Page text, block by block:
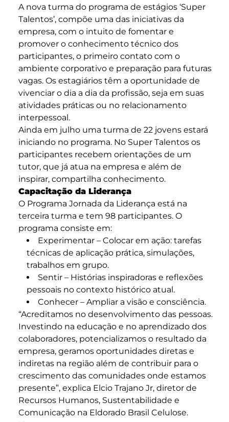
A nova turma do programa de estágios ‘Super
Talentos’, compõe uma das iniciativas da
empresa, com o intuito de fomentar e
promover o conhecimento técnico dos
participantes, o primeiro contato com o
ambiente corporativo e preparação para futuras
vagas. Os estagiários têm a oportunidade de
vivenciar o dia a dia da profissão, seja em suas
atividades práticas ou no relacionamento
interpessoal.
Ainda em julho uma turma de 22 jovens estará
iniciando no programa. No Super Talentos os
participantes recebem orientações de um
tutor, que já atua na empresa e além de
inspirar, compartilha conhecimento.
Capacitação da Liderança
O Programa Jornada da Liderança está na
terceira turma e tem 98 participantes. O
programa consiste em:
Experimentar – Colocar em ação: tarefas
técnicas de aplicação prática, simulações,
trabalhos em grupo.
Sentir – Histórias inspiradoras e reflexões
pessoais no contexto histórico atual.
Conhecer – Ampliar a visão e consciência.
“Acreditamos no desenvolvimento das pessoas.
Investindo na educação e no aprendizado dos
colaboradores, potencializamos o resultado da
empresa, geramos oportunidades diretas e
indiretas na região além de contribuir para o
crescimento das comunidades onde estamos
presente”, explica Elcio Trajano Jr, diretor de
Recursos Humanos, Sustentabilidade e
Comunicação na Eldorado Brasil Celulose.